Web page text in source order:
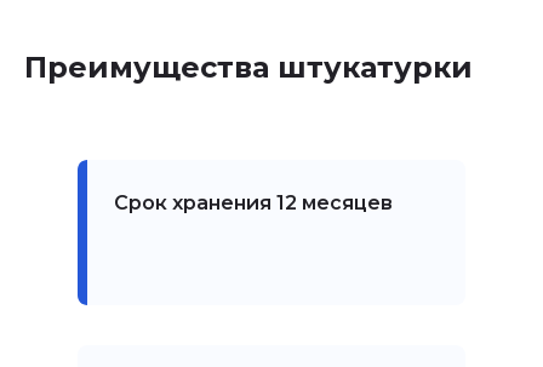
Преимущества штукатурки
Срок хранения 12 месяцев